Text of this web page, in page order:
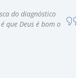
do diagnóstico
que Deus é bom o